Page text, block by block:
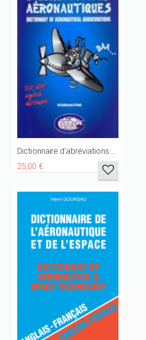
Dictionnaire d'abréviations aéronautiques - Anglais
25,00 €